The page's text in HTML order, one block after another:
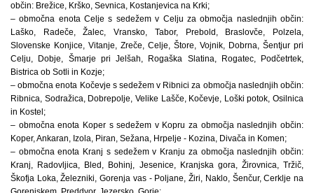
občin: Brežice, Krško, Sevnica, Kostanjevica na Krki;
– območna enota Celje s sedežem v Celju za območja naslednjih občin:
Laško, Radeče, Žalec, Vransko, Tabor, Prebold, Braslovče, Polzela,
Slovenske Konjice, Vitanje, Zreče, Celje, Štore, Vojnik, Dobrna, Šentjur pri
Celju, Dobje, Šmarje pri Jelšah, Rogaška Slatina, Rogatec, Podčetrtek,
Bistrica ob Sotli in Kozje;
– območna enota Kočevje s sedežem v Ribnici za območja naslednjih občin:
Ribnica, Sodražica, Dobrepolje, Velike Lašče, Kočevje, Loški potok, Osilnica
in Kostel;
– območna enota Koper s sedežem v Kopru za območja naslednjih občin:
Koper, Ankaran, Izola, Piran, Sežana, Hrpelje - Kozina, Divača in Komen;
– območna enota Kranj s sedežem v Kranju za območja naslednjih občin:
Kranj, Radovljica, Bled, Bohinj, Jesenice, Kranjska gora, Žirovnica, Tržič,
Škofja Loka, Železniki, Gorenja vas - Poljane, Žiri, Naklo, Šenčur, Cerklje na